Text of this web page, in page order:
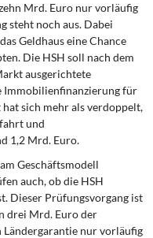
Mrd. Euro nur vorläufig
steht noch aus. Dabei
Geldhaus eine Chance
Die HSH soll nach dem
ausgerichtete
Immobilienfinanzierung für
sich mehr als verdoppelt,
und
1,2 Mrd. Euro.
Geschäftsmodell
auch, ob die HSH
Dieser Prüfungsvorgang ist
drei Mrd. Euro der
Ländergarantie nur vorläufig